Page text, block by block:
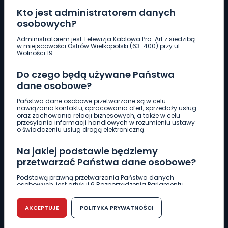
Kto jest administratorem danych
osobowych?
Administratorem jest Telewizja Kablowa Pro-Art z siedzibą
w miejscowości Ostrów Wielkopolski (63-400) przy ul.
Wolności 19.
Do czego będą używane Państwa
dane osobowe?
Państwa dane osobowe przetwarzane są w celu
nawiązania kontaktu, opracowania ofert, sprzedaży usług
oraz zachowania relacji biznesowych, a także w celu
przesyłania informacji handlowych w rozumieniu ustawy
o świadczeniu usług drogą elektroniczną.
Na jakiej podstawie będziemy
przetwarzać Państwa dane osobowe?
Podstawą prawną przetwarzania Państwa danych
osobowych, jest artykuł 6 Rozporządzenia Parlamentu
r. w sprawie ochrony osób fizycznych w związku z
przetwarzaniem danych osobowych w sprawie
swobodnego przepływu takich danych oraz uchylenia
dyrektywy 95/46/WE (RODO).
AKCEPTUJE POLITYKA PRYWATNOŚCI
Pobierz logotyp
661 997 997
REDAKCJA
62 735 22 22redakcja@wlkp24.info
DZIAŁ REKLAMY
62 735 01 85 reklama@wlkp24.info
WIADOMOŚCI
CIEKAWOSTKI